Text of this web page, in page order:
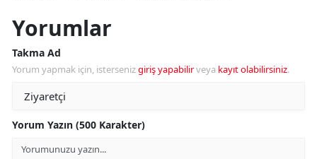
Yorumlar
Takma Ad
Yorum yapmak için, istersenizgiriş yapabilirveya kayıt olabilirsiniz.
Yorum Yazın (500 Karakter)